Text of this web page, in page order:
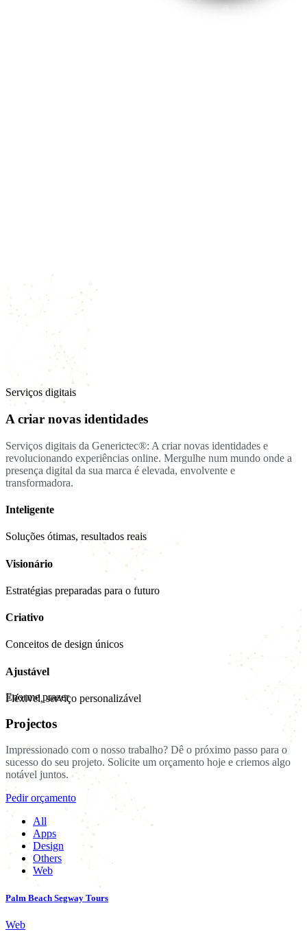
Serviços digitais
A criar novas identidades
Serviços digitais da Generictec®: A criar novas identidades e
revolucionando experiências online. Mergulhe num mundo onde a
presença digital da sua marca é elevada, envolvente e
transformadora.
Inteligente
Soluções ótimas, resultados reais
Visionário
Estratégias preparadas para o futuro
Criativo
Conceitos de design únicos
Ajustável
Fléxivel, serviço personalizável
Enorme prazer
Projectos
Impressionado com o nosso trabalho? Dê o próximo passo para o
sucesso do seu projeto. Solicite um orçamento hoje e criemos algo
notável juntos.
Pedir orçamento
All
Apps
Design
Others
Web
Palm Beach Segway Tours
Web